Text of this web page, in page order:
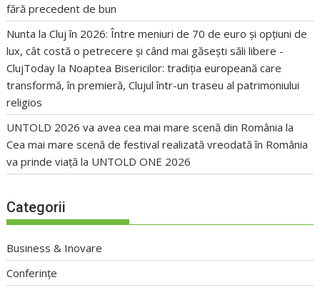
fără precedent de bun
Nunta la Cluj în 2026: Între meniuri de 70 de euro și opțiuni de
lux, cât costă o petrecere și când mai găsești săli libere -
ClujToday la Noaptea Bisericilor: tradiția europeană care
transformă, în premieră, Clujul într-un traseu al patrimoniului
religios
UNTOLD 2026 va avea cea mai mare scenă din România la
Cea mai mare scenă de festival realizată vreodată în România
va prinde viață la UNTOLD ONE 2026
Categorii
Business & Inovare
Conferințe